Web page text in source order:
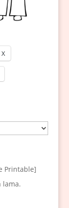
X
Printable]
lama.